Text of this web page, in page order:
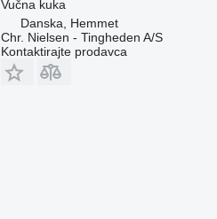
Vučna kuka
Danska, Hemmet
Chr. Nielsen - Tingheden A/S
Kontaktirajte prodavca